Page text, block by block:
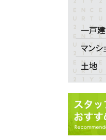
一戸
マンシ
土地